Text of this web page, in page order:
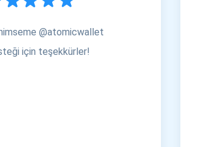
@atomicwallet
için teşekkürler!